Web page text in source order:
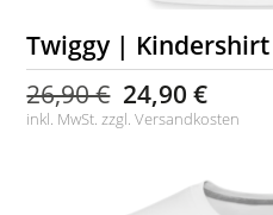
Twiggy | Kindershirt
26,90 € 24,90 €
inkl. MwSt. zzgl.Versandkosten